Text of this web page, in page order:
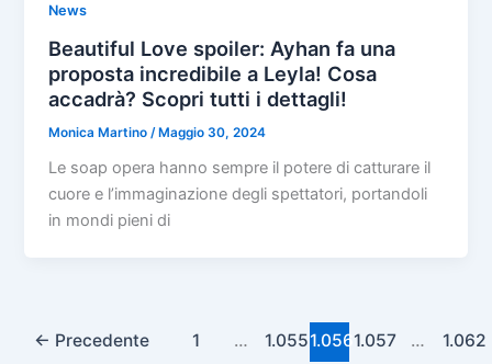
News
Beautiful Love spoiler: Ayhan fa una
proposta incredibile a Leyla! Cosa
accadrà? Scopri tutti i dettagli!
Monica Martino /Maggio 30, 2024
Le soap opera hanno sempre il potere di catturare il
cuore e l’immaginazione degli spettatori, portandoli
in mondi pieni di
← Precedente 1 … 1.0551.056 1.057 … 1.062